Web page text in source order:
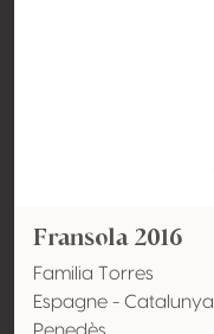
Fransola 2016
Familia Torres
Espagne - Catalunya